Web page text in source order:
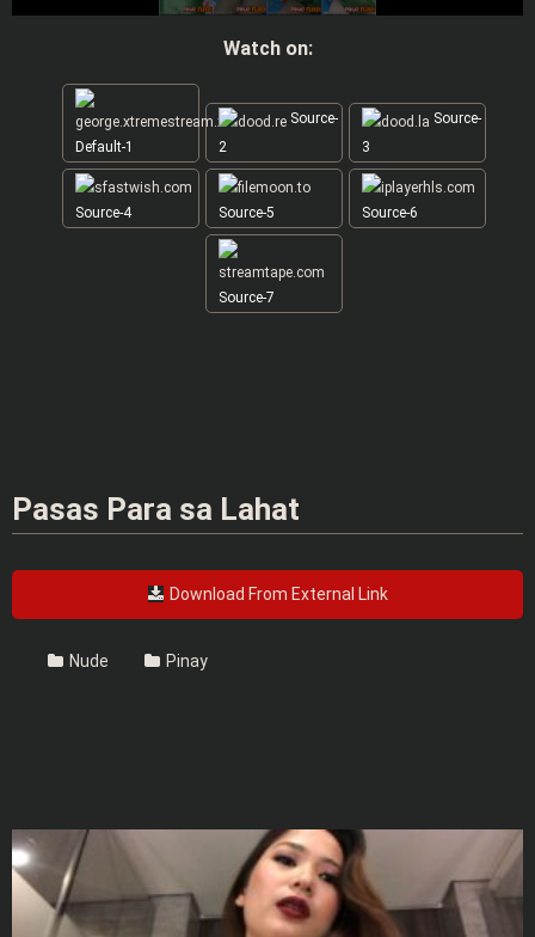
Watch on:
Default-1
Source-
2
Source-
3
Source-4 Source-5 Source-6
Source-7
Pasas Para sa Lahat
Download From External Link
Nude Pinay